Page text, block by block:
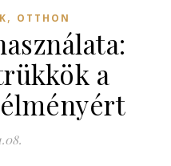
, OTTHON
a